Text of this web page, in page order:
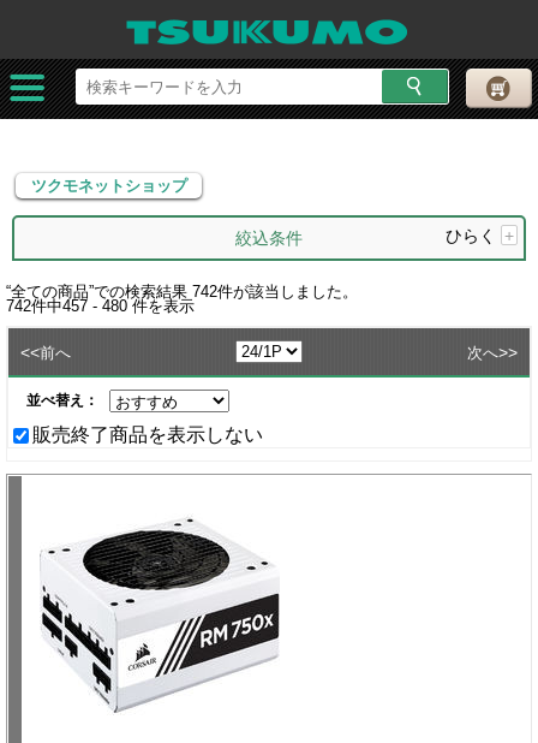
ツクモネットショップ
ツクモネットショップ
絞込条件 ひらく +
“全ての商品”での検索結果 742件が該当しました。
742件中457 - 480 件を表示
<<前へ 次へ>>
並べ替え：
販売終了商品を表示しない